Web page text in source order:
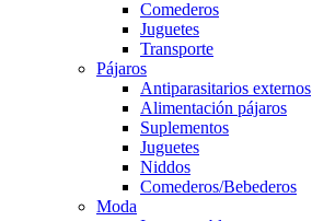
Comederos
Juguetes
Transporte
Pájaros
Antiparasitarios externos
Alimentación pájaros
Suplementos
Juguetes
Niddos
Comederos/Bebederos
Moda